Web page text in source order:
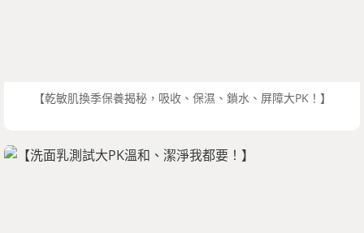
【乾敏肌換季保養揭秘，吸收、保濕、鎖水、屏障大PK！】